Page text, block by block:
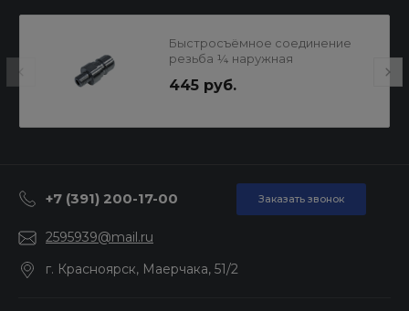
Быстросъёмное соединение
резьба ¼ наружная
445 руб.
+7 (391) 200-17-00 Заказать звонок
2595939@mail.ru
г. Красноярск, Маерчака, 51/2